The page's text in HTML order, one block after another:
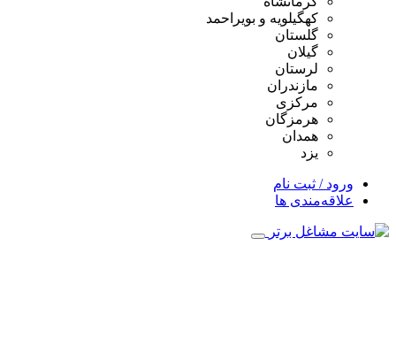
کهگیلویه و بویراحمد
گلستان
گیلان
لرستان
مازندران
مرکزی
هرمزگان
همدان
یزد
ورود / ثبت نام
علاقه‌مندی ها